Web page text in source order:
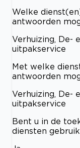
Welke
antwoorden
Verhuizing, De-
uitpakservice
Met welke
antwoorden
Verhuizing, De-
uitpakservice
Bent u in de
diensten